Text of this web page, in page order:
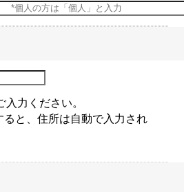
力ください。
と、住所は自動で入力され